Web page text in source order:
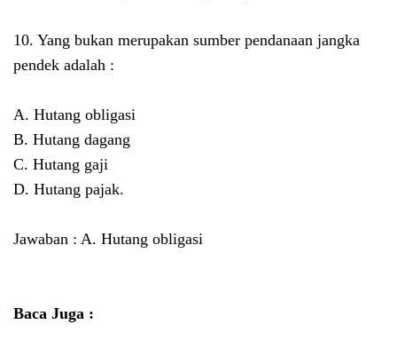
10. Yang bukan merupakan sumber pendanaan jangka
pendek adalah :
A. Hutang obligasi
B. Hutang dagang
C. Hutang gaji
D. Hutang pajak.
Jawaban : A. Hutang obligasi
Baca Juga :